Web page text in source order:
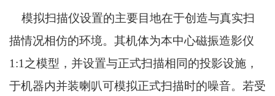
模拟扫描仪设置的主要目地在于创造与真实扫
描情况相仿的环境。其机体为本中心磁振造影仪
1:1 之模型，并设置与正式扫描相同的投影设施，
于机器内并装喇叭可模拟正式扫描时的噪音。若受